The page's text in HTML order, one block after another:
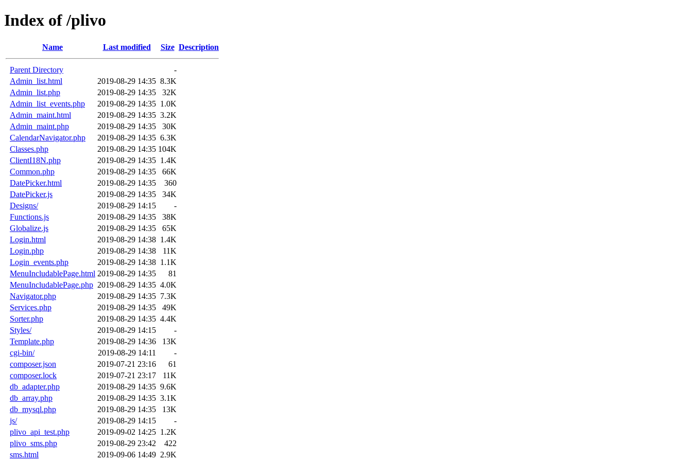
Index of /plivo
Name Last modified Size Description
Parent Directory
-
Admin_list.html
2019-08-29 14:35 8.3K
Admin_list.php
2019-08-29 14:35
32K
Admin_list_events.php
2019-08-29 14:35 1.0K
Admin_maint.html
2019-08-29 14:35 3.2K
Admin_maint.php
2019-08-29 14:35
30K
CalendarNavigator.php
2019-08-29 14:35 6.3K
Classes.php
2019-08-29 14:35 104K
ClientI18N.php
2019-08-29 14:35 1.4K
Common.php
2019-08-29 14:35
66K
DatePicker.html
2019-08-29 14:35
360
DatePicker.js
2019-08-29 14:35
34K
Designs/
2019-08-29 14:15
-
Functions.js
2019-08-29 14:35
38K
Globalize.js
2019-08-29 14:35
65K
Login.html
2019-08-29 14:38 1.4K
Login.php
2019-08-29 14:38
11K
Login_events.php
2019-08-29 14:38 1.1K
MenuIncludablePage.html 2019-08-29 14:35
81
MenuIncludablePage.php 2019-08-29 14:35 4.0K
Navigator.php
2019-08-29 14:35 7.3K
Services.php
2019-08-29 14:35
49K
Sorter.php
2019-08-29 14:35 4.4K
Styles/
2019-08-29 14:15
-
Template.php
2019-08-29 14:36
13K
cgi-bin/
2019-08-29 14:11
-
composer.json
2019-07-21 23:16
61
composer.lock
2019-07-21 23:17
11K
db_adapter.php
2019-08-29 14:35 9.6K
db_array.php
2019-08-29 14:35 3.1K
db_mysql.php
2019-08-29 14:35
13K
js/
2019-08-29 14:15
-
plivo_api_test.php
2019-09-02 14:25 1.2K
plivo_sms.php
2019-08-29 23:42
422
sms.html
2019-09-06 14:49 2.9K